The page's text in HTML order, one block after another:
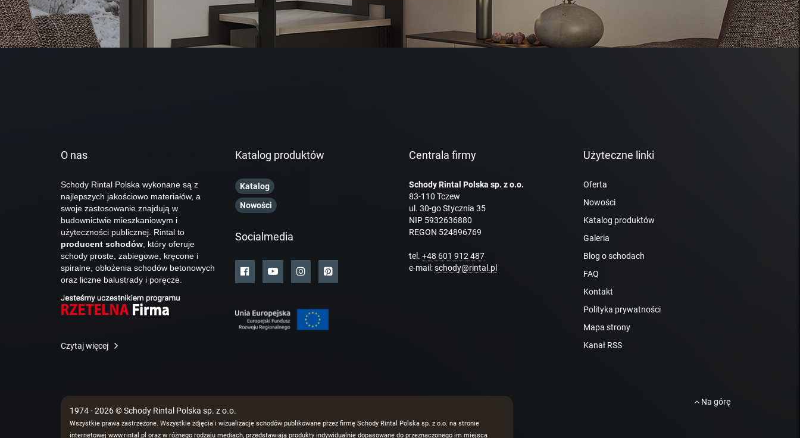
O nas
Schody Rintal Polska wykonane są z
najlepszych jakościowo materiałów, a
swoje zastosowanie znajdują w
budownictwie mieszkaniowym i
użyteczności publicznej. Rintal to
producent schodów , który oferuje
schody proste, zabiegowe, kręcone i
spiralne, obłożenia schodów betonowych
oraz liczne balustrady i poręcze.
Czytaj więcej
Katalog produktów
Katalog
Nowości
Socialmedia
Centrala firmy
Schody Rintal Polska sp. z o.o.
83-110 Tczew
ul. 30-go Stycznia 35
NIP 5932636880
REGON 524896769
tel. +48 601 912 487
e-mail:schody@rintal.pl
Użyteczne linki
Oferta
Nowości
Katalog produktów
Galeria
Blog o schodach
FAQ
Kontakt
Polityka prywatności
Mapa strony
Kanał RSS
1974 - 2026 © Schody Rintal Polska sp. z o.o.
Wszystkie prawa zastrzeżone. Wszystkie zdjęcia i wizualizacje schodów publikowane przez firmę Schody Rintal Polska sp. z o.o. na stronie
internetowej www.rintal.pl oraz w różnego rodzaju mediach, przedstawiają produkty indywidualnie dopasowane do przeznaczonego im miejsca
Na górę